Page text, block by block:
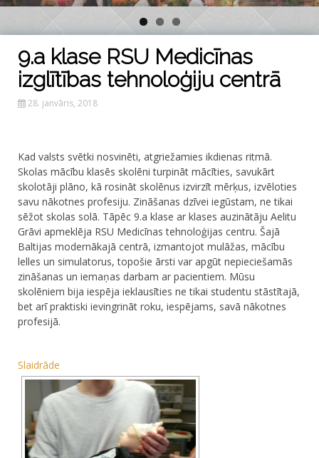
9.a klase RSU Medicīnas
izglītības tehnoloģiju centrā
28. janvāris, 2018
Kad valsts svētki nosvinēti, atgriežamies ikdienas ritmā.
Skolas mācību klasēs skolēni turpināt mācīties, savukārt
skolotāji plāno, kā rosināt skolēnus izvirzīt mērķus, izvēloties
savu nākotnes profesiju. Zināšanas dzīvei iegūstam, ne tikai
sēžot skolas solā. Tāpēc 9.a klase ar klases auzinātāju Aelitu
Grāvi apmeklēja RSU Medicīnas tehnoloģijas centru. Šajā
Baltijas modernākajā centrā, izmantojot mulāžas, mācību
lelles un simulatorus, topošie ārsti var apgūt nepieciešamās
zināšanas un iemaņas darbam ar pacientiem. Mūsu
skolēniem bija iespēja ieklausīties ne tikai studentu stāstītajā,
bet arī praktiski ievingrināt roku, iespējams, savā nākotnes
profesijā.
Slaidrāde